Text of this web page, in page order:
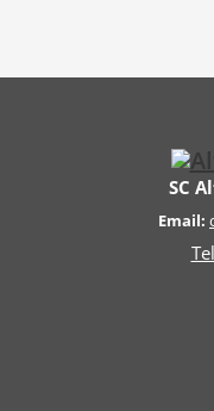
SC
Email: